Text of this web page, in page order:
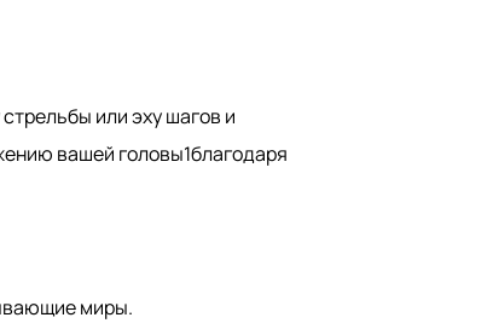
или эху шагов и
вашей головы1благодаря
миры.